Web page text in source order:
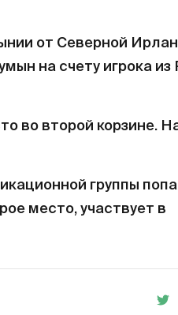
от Северной
на счету игрока
во второй корзине.
группы
место, участвует в